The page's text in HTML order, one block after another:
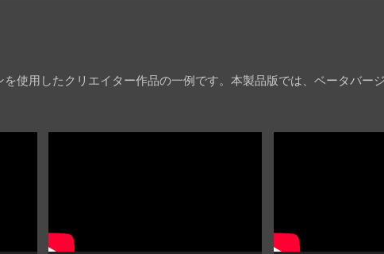
使用したクリエイター作品の一例です。本製品版では、ベータバー